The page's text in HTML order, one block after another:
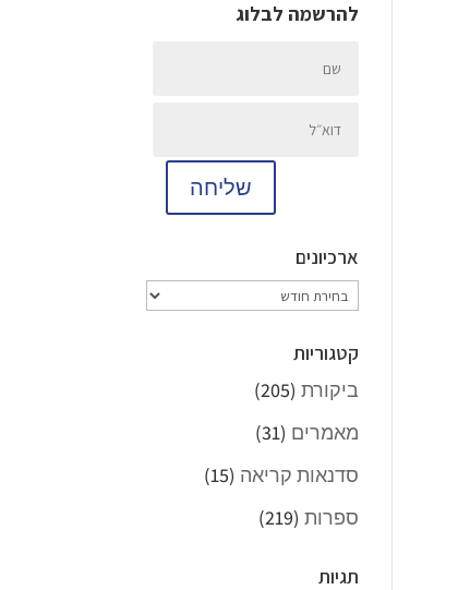
להרשמה לבלוג
שליחה
ארכיונים
ארכיונים
קטגוריות
ביקורת (205)
מאמרים (31)
סדנאות קריאה (15)
ספרות (219)
תגיות